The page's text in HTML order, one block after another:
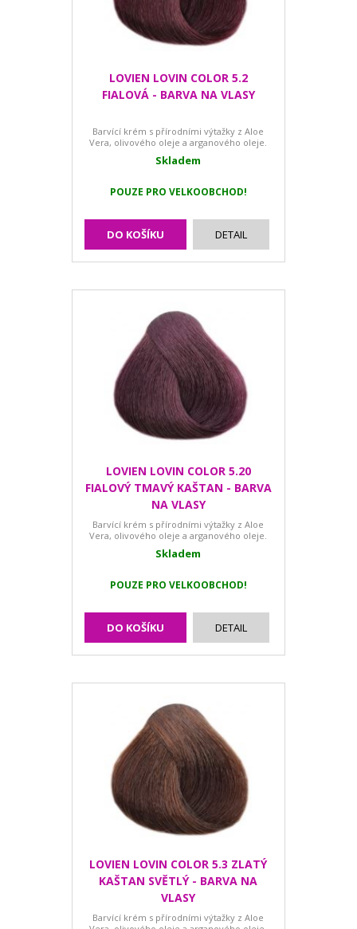
LOVIEN LOVIN COLOR 5.2
FIALOVÁ - BARVA NA VLASY
Barvící krém s přírodními výtažky z Aloe
Vera, olivového oleje a arganového oleje.
Skladem
POUZE PRO VELKOOBCHOD!
DO KOŠÍKU DETAIL
LOVIEN LOVIN COLOR 5.20
FIALOVÝ TMAVÝ KAŠTAN - BARVA
NA VLASY
Barvící krém s přírodními výtažky z Aloe
Vera, olivového oleje a arganového oleje.
Skladem
POUZE PRO VELKOOBCHOD!
DO KOŠÍKU DETAIL
LOVIEN LOVIN COLOR 5.3 ZLATÝ
KAŠTAN SVĚTLÝ - BARVA NA
VLASY
Barvící krém s přírodními výtažky z Aloe